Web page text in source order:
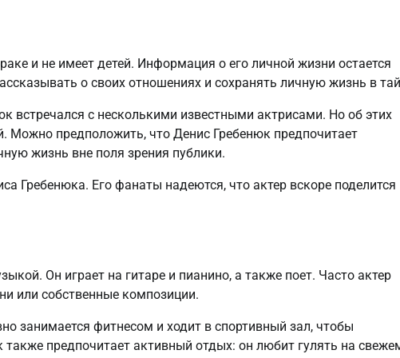
и не имеет детей. Информация о его личной жизни остается
о своих отношениях и сохранять личную жизнь в
встречался с несколькими известными актрисами. Но об этих
предположить, что Денис Гребенюк предпочитает
жизнь вне поля зрения публики.
Гребенюка. Его фанаты надеются, что актер вскоре поделится
Он играет на гитаре и пианино, а также поет. Часто актер
или собственные композиции.
занимается фитнесом и ходит в спортивный зал, чтобы
предпочитает активный отдых: он любит гулять на